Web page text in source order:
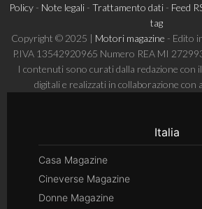
Policy- Note legali- Trattamento dati- Feed
tag
Copyright © 2025 | Motori magazine - Edito
P.IVA 13542920965 Numero REA MI
I contenuti sono curati dalla redazione con
digitali e realizzati in collaborazione con
Italia
Casa Magazine
Cineverse Magazine
Donne Magazine